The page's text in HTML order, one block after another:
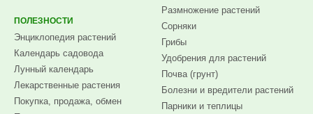
ПОЛЕЗНОСТИ
Энциклопедия растений
Календарь садовода
Лунный календарь
Лекарственные растения
Покупка, продажа, обмен
Размножение растений
Сорняки
Грибы
Удобрения для растений
Почва (грунт)
Болезни и вредители растений
Парники и теплицы